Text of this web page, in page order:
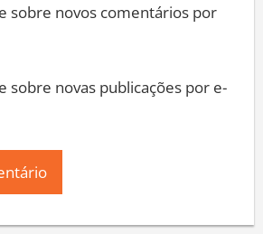
sobre novos comentários por
sobre novas publicações por e-